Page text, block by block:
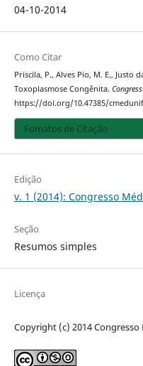
04-10-2014
Como Citar
Priscila, P., Alves Pio, M. E., Justo
Toxoplasmose Congênita.
https://doi.org/10.47385/
Fomatos de Citação
Edição
v. 1 (2014): Congresso
Seção
Resumos simples
Licença
Copyright (c) 2014